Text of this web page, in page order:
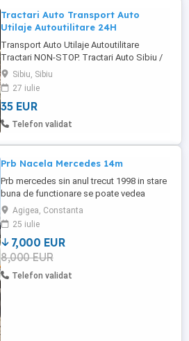
Tractari Auto Transport Auto
Utilaje Autoutilitare 24H
Transport Auto Utilaje Autoutilitare
Tractari NON-STOP. Tractari Auto Sibiu /
Asistenta Rutiera Sibiu Disponibili:24/24 la
tel :
Sibiu, Sibiu
27 iulie
35 EUR
Telefon validat
Prb Nacela Mercedes 14m
Prb mercedes sin anul trecut 1998 in stare
buna de functionare se poate vedea
oricand
Agigea, Constanta
25 iulie
7,000 EUR
8,000 EUR
Telefon validat